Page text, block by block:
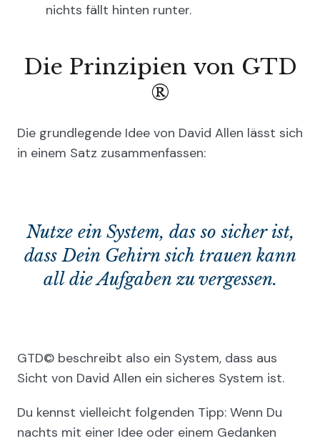
nichts fällt hinten runter.
Die Prinzipien von GTD
®
Die grundlegende Idee von David Allen lässt sich
in einem Satz zusammenfassen:
Nutze ein System, das so sicher ist,
dass Dein Gehirn sich trauen kann
all die Aufgaben zu vergessen.
GTD© beschreibt also ein System, dass aus
Sicht von David Allen ein sicheres System ist.
Du kennst vielleicht folgenden Tipp: Wenn Du
nachts mit einer Idee oder einem Gedanken